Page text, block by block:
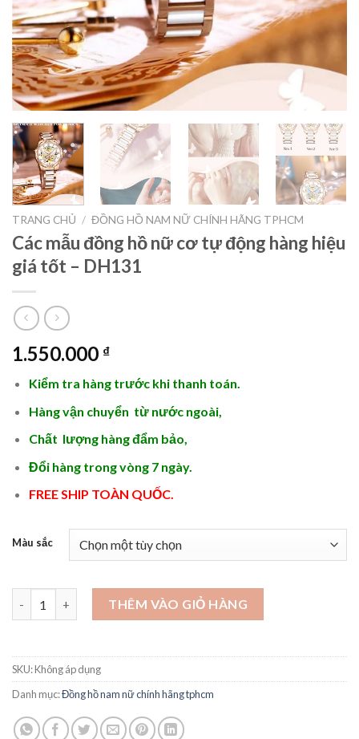
TRANG CHỦ / ĐỒNG HỒ NAM NỮ CHÍNH HÃNG TPHCM
Các mẫu đồng hồ nữ cơ tự động hàng hiệu
giá tốt – DH131
1.550.000 ₫
Kiểm tra hàng trước khi thanh toán.
Hàng vận chuyển từ nước ngoài,
Chất lượng hàng đẩm bảo,
Đổi hàng trong vòng 7 ngày.
FREE SHIP TOÀN QUỐC.
Màu sắc
Các mẫu đồng hồ nữ cơ tự động hàng hiệu giá tốt - DH131 số
THÊM VÀO GIỎ HÀNG
SKU:Không áp dụng
Danh mục:Đồng hồ nam nữ chính hãng tphcm